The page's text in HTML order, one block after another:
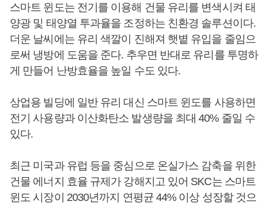
스마트 윈도는 전기를 이용해 건물 유리를 변색시켜 태
양광 및 태양열 투과율을 조정하는 친환경 솔루션이다.
더운 날씨에는 유리 색깔이 진해져 햇볕 유입을 줄임으
로써 냉방에 도움을 준다. 추우면 반대로 유리를 투명하
게 만들어 난방효율을 높일 수도 있다.
상업용 빌딩에 일반 유리 대신 스마트 윈도를 사용하면
전기 사용량과 이산화탄소 발생량을 최대 40% 줄일 수
있다.
최근 미국과 유럽 등을 중심으로 온실가스 감축을 위한
건물 에너지 효율 규제가 강해지고 있어 SKC는 스마트
윈도 시장이 2030년까지 연평균 44% 이상 성장할 것으